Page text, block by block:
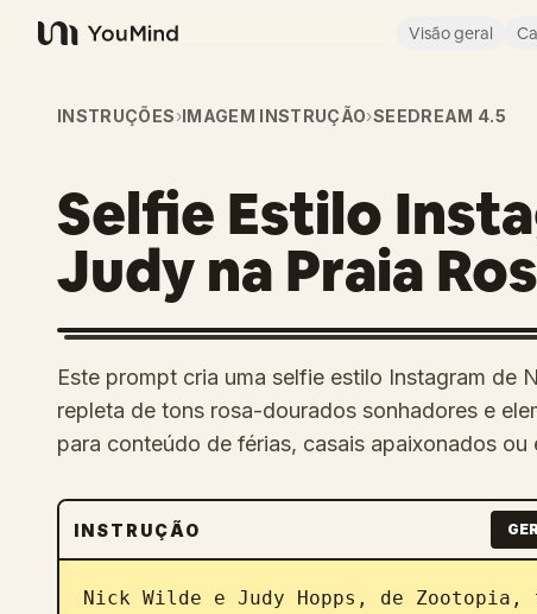
YouMind
Visão geral
INSTRUÇÕES›IMAGEM INSTRUÇÃO›SEEDREAM 4.5
Selfie Estilo
Judy na Praia
Este prompt cria uma selfie estilo Instagram de
repleta de tons rosa-dourados sonhadores e
para conteúdo de férias, casais apaixonados ou
INSTRUÇÃO
Nick Wilde e Judy Hopps, de